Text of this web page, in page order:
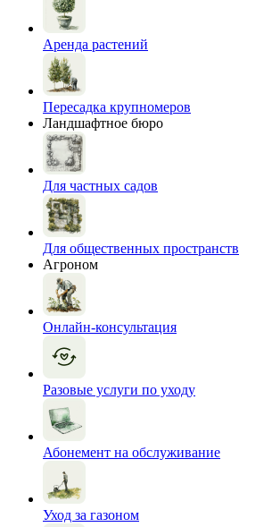
Аренда растений
Пересадка крупномеров
Ландшафтное бюро
Для частных садов
Для общественных пространств
Агроном
Онлайн-консультация
Разовые услуги по уходу
Абонемент на обслуживание
Уход за газоном